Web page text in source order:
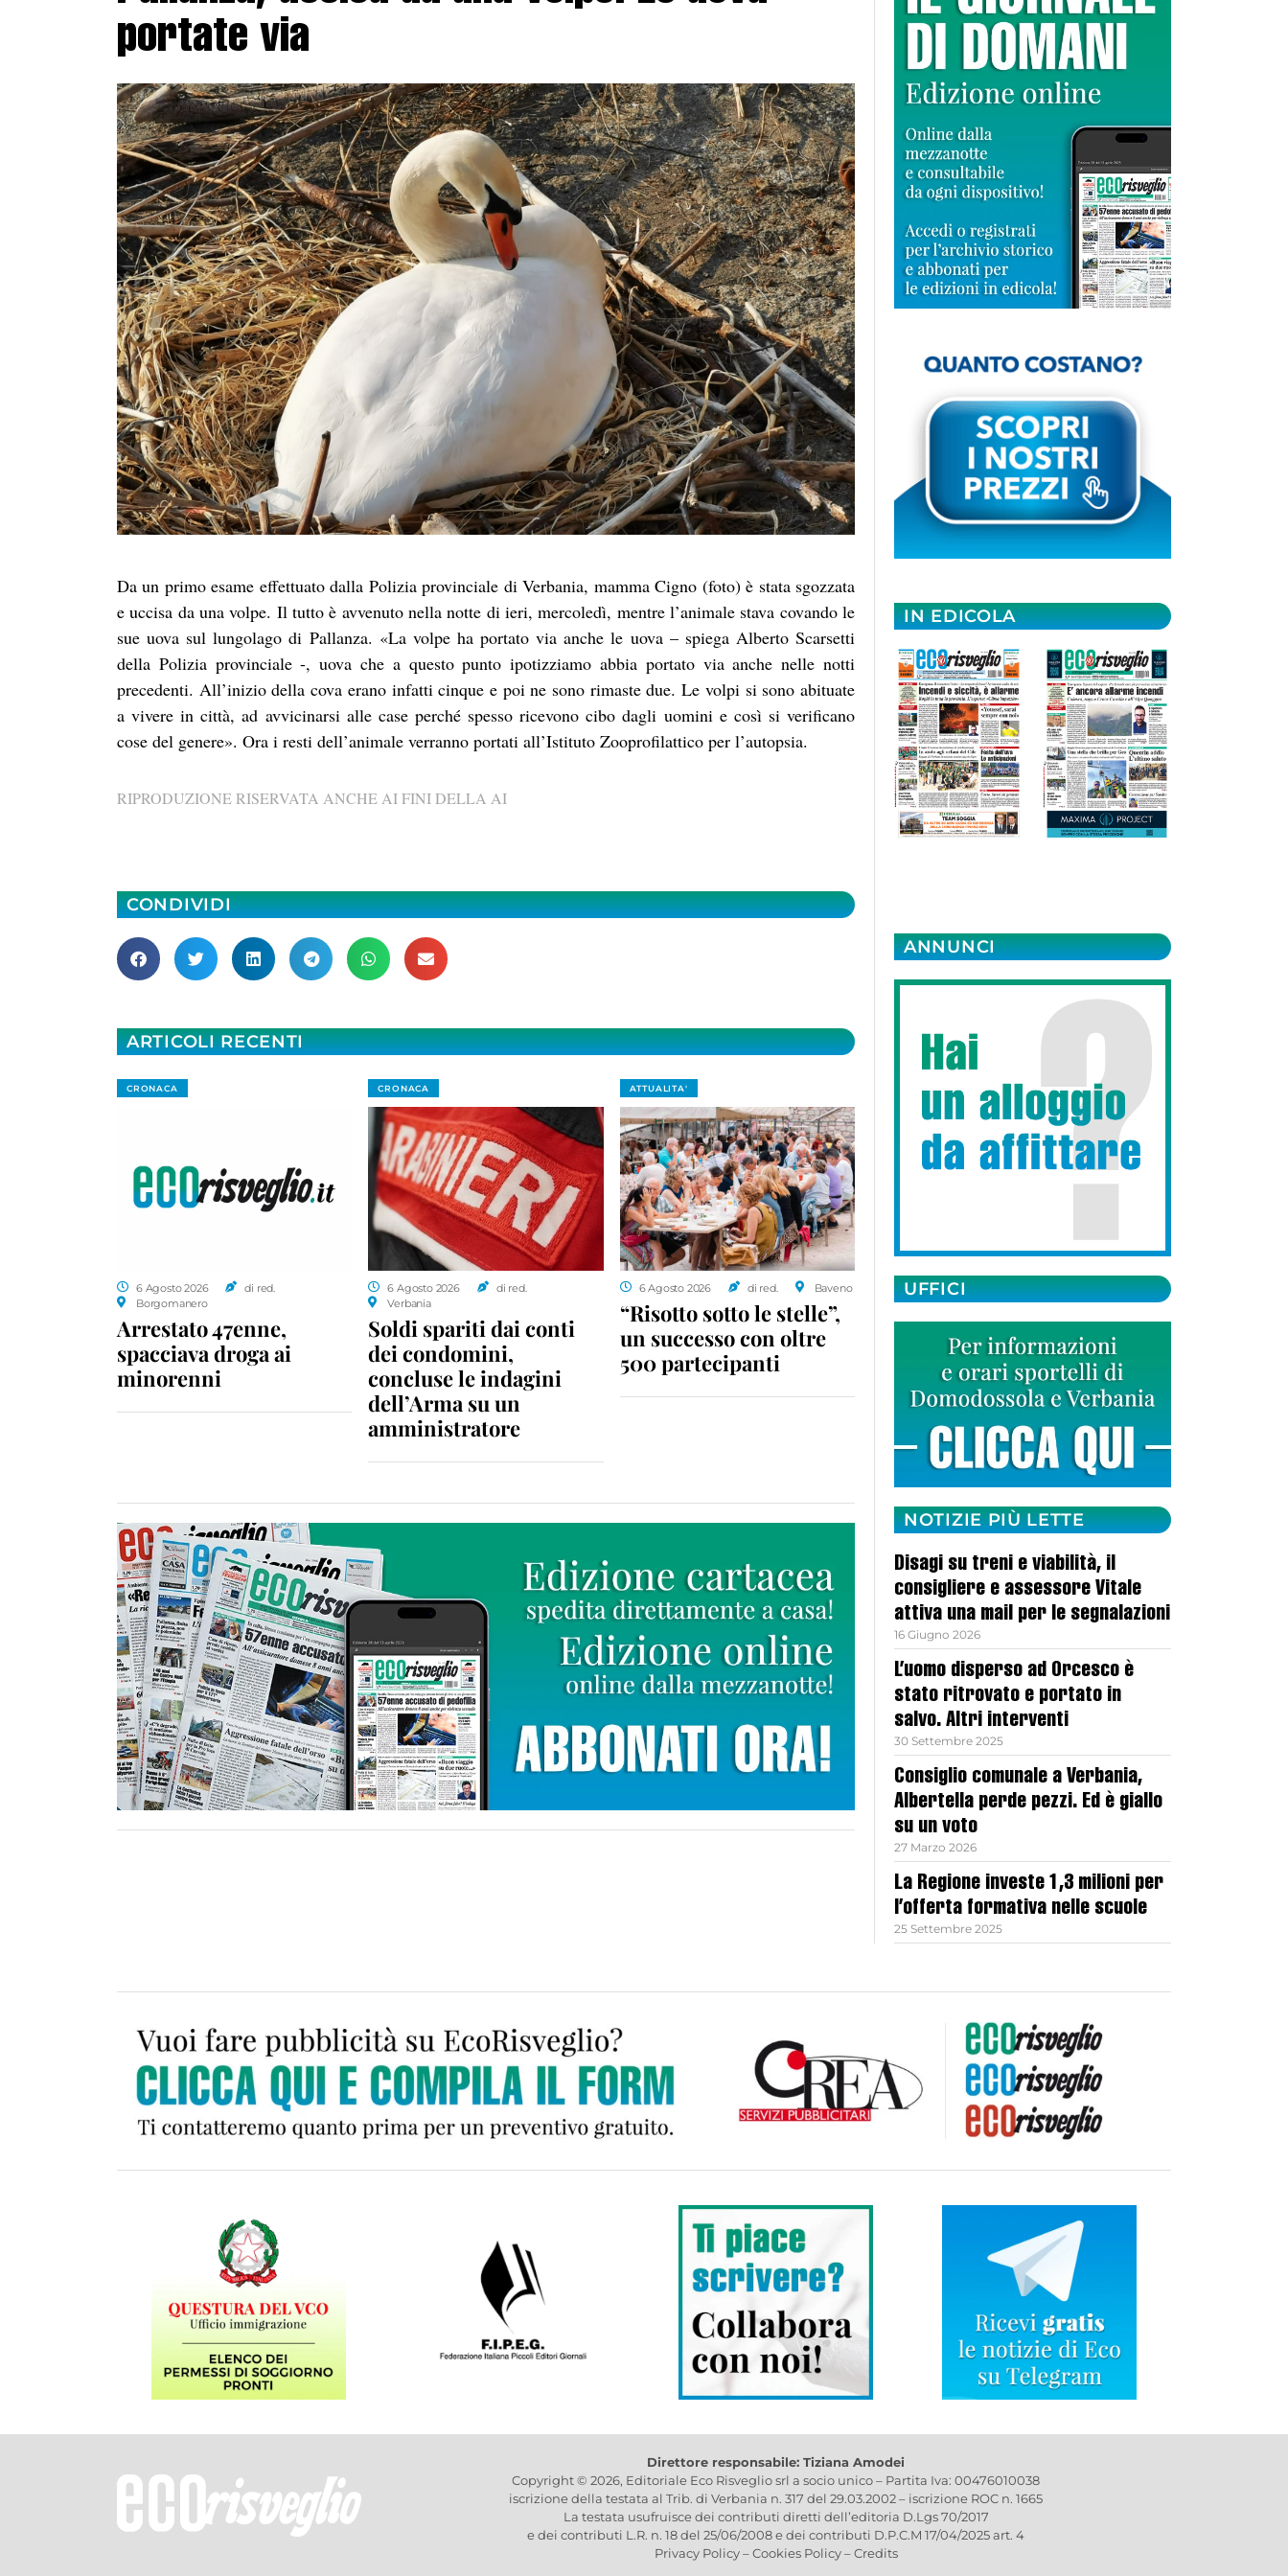
portate via
Da un primo esame effettuato dalla Polizia provinciale di Verbania, mamma Cigno (foto) è stata sgozzata
e uccisa da una volpe. Il tutto è avvenuto nella notte di ieri, mercoledì, mentre l’animale stava covando le
sue uova sul lungolago di Pallanza. «La volpe ha portato via anche le uova – spiega Alberto Scarsetti
della Polizia provinciale -, uova che a questo punto ipotizziamo abbia portato via anche nelle notti
precedenti. All’inizio della cova erano infatti cinque e poi ne sono rimaste due. Le volpi si sono abituate
a vivere in città, ad avvicinarsi alle case perché spesso ricevono cibo dagli uomini e così si verificano
cose del genere». Ora i resti dell’animale verranno portati all’Istituto Zooprofilattico per l’autopsia.
RIPRODUZIONE RISERVATA ANCHE AI FINI DELLA AI
CONDIVIDI
ARTICOLI RECENTI
CRONACA
6 Agosto 2026
di red.
Borgomanero
Arrestato 47enne,
spacciava droga ai
minorenni
CRONACA
6 Agosto 2026
di red.
Verbania
Soldi spariti dai conti
dei condomini,
concluse le indagini
dell’Arma su un
amministratore
ATTUALITA'
6 Agosto 2026 di red. Baveno
“Risotto sotto le stelle”,
un successo con oltre
500 partecipanti
IN EDICOLA
ANNUNCI
UFFICI
NOTIZIE PIÙ LETTE
Disagi su treni e viabilità, il
consigliere e assessore Vitale
attiva una mail per le segnalazioni
16 Giugno 2026
L’uomo disperso ad Orcesco è
stato ritrovato e portato in
salvo. Altri interventi
30 Settembre 2025
Consiglio comunale a Verbania,
Albertella perde pezzi. Ed è giallo
su un voto
27 Marzo 2026
La Regione investe 1,3 milioni per
l’offerta formativa nelle scuole
25 Settembre 2025
Direttore responsabile: Tiziana Amodei
Copyright © 2026, Editoriale Eco Risveglio srl a socio unico – Partita Iva: 00476010038
iscrizione della testata al Trib. di Verbania n. 317 del 29.03.2002 – iscrizione ROC n. 1665
La testata usufruisce dei contributi diretti dell’editoria D.Lgs 70/2017
e dei contributi L.R. n. 18 del 25/06/2008 e dei contributi D.P.C.M 17/04/2025 art. 4
Privacy Policy–Cookies Policy–Credits